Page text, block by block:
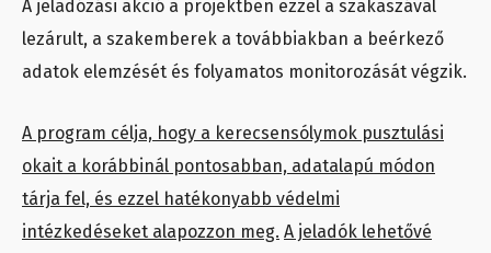
A jeladózási akció a projektben ezzel a szakaszával
lezárult, a szakemberek a továbbiakban a beérkező
adatok elemzését és folyamatos monitorozását végzik.
A program célja, hogy a kerecsensólymok pusztulási
okait a korábbinál pontosabban, adatalapú módon
tárja fel, és ezzel hatékonyabb védelmi
intézkedéseket alapozzon meg. A jeladók lehetővé